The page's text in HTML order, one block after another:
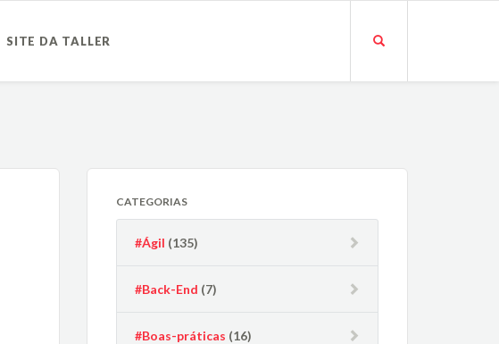
SITE DA TALLER
CATEGORIAS
#Ágil (135)
#Back-End (7)
#Boas-práticas (16)